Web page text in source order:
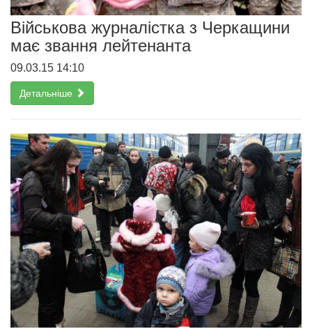
Військова журналістка з Черкащини
має звання лейтенанта
09.03.15 14:10
Детальніше